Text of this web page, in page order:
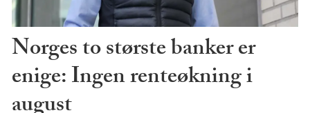
Norges to største banker er
enige: Ingen renteøkning i